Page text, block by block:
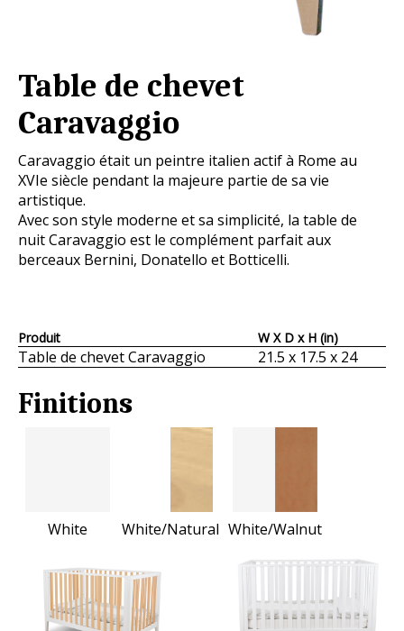
Table de chevet
Caravaggio
Caravaggio était un peintre italien actif à Rome au
XVIe siècle pendant la majeure partie de sa vie
artistique.
Avec son style moderne et sa simplicité, la table de
nuit Caravaggio est le complément parfait aux
berceaux Bernini, Donatello et Botticelli.
Produit W X D x H (in)
Table de chevet Caravaggio 21.5 x 17.5 x 24
Finitions
White White/Natural White/Walnut